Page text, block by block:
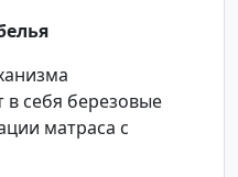
себя березовые
матраса с